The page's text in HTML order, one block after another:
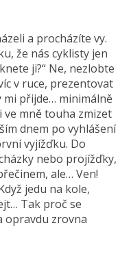
a procházíte vy.
že nás cyklisty jen
ji?“ Ne, nezlobte
v ruce, prezentovat
přijde… minimálně
ve mně touha zmizet
dnem po vyhlášení
vyjížďku. Do
nebo projížďky,
ale… Ven!
jedu na kole,
Tak proč se
opravdu zrovna